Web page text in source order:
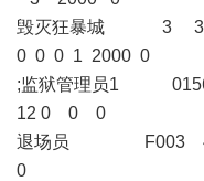
毁灭狂暴城 3
0 0 0 1 2000 0
;监狱管理员1
12 0 0 0
退场员
0